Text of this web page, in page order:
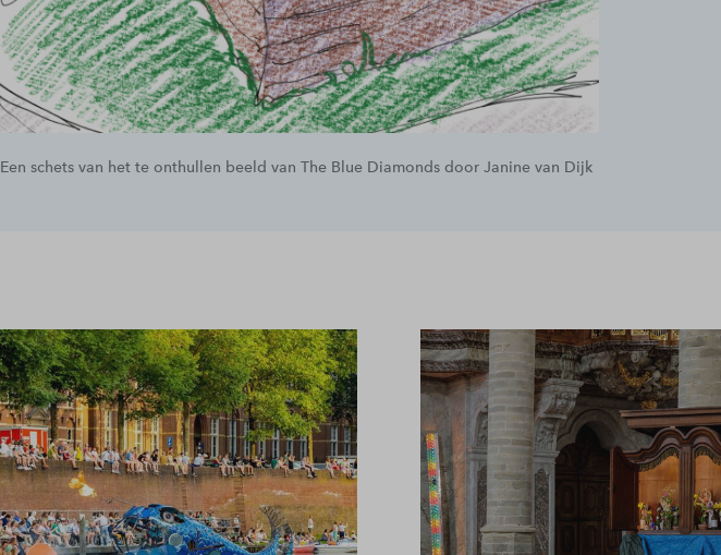
Een schets van het te onthullen beeld van The Blue Diamonds door Janine van Dijk